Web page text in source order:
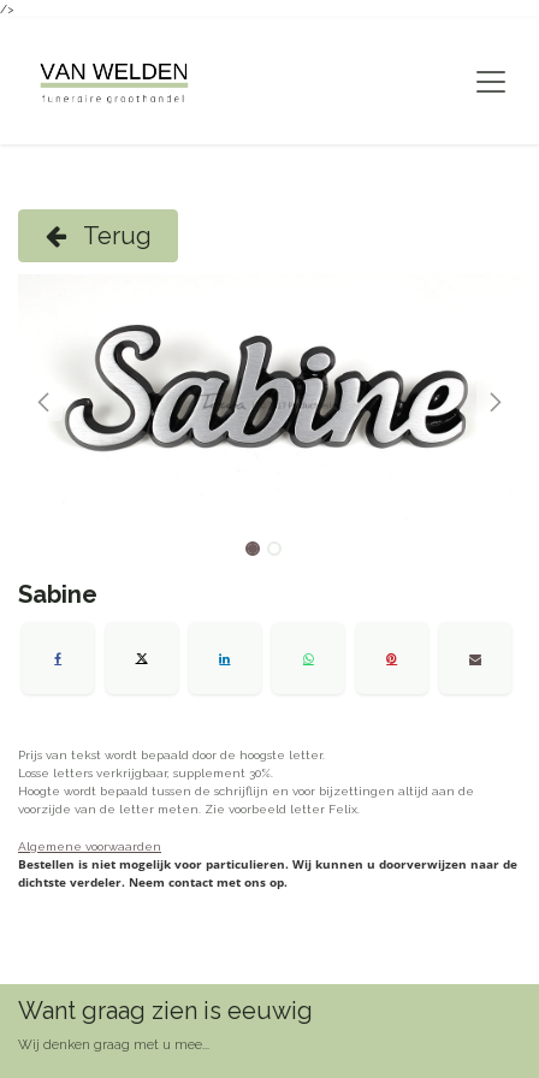
/>
Terug
Sabine
Prijs van tekst wordt bepaald door de hoogste letter.
Losse letters verkrijgbaar, supplement 30%.
Hoogte wordt bepaald tussen de schrijflijn en voor bijzettingen altijd aan de
voorzijde van de letter meten. Zie voorbeeld letter Felix.
Algemene voorwaarden
Bestellen is niet mogelijk voor particulieren. Wij kunnen u doorverwijzen naar de
dichtste verdeler. Neem contact met ons op.
Want graag zien is eeuwig
Wij denken graag met u mee...